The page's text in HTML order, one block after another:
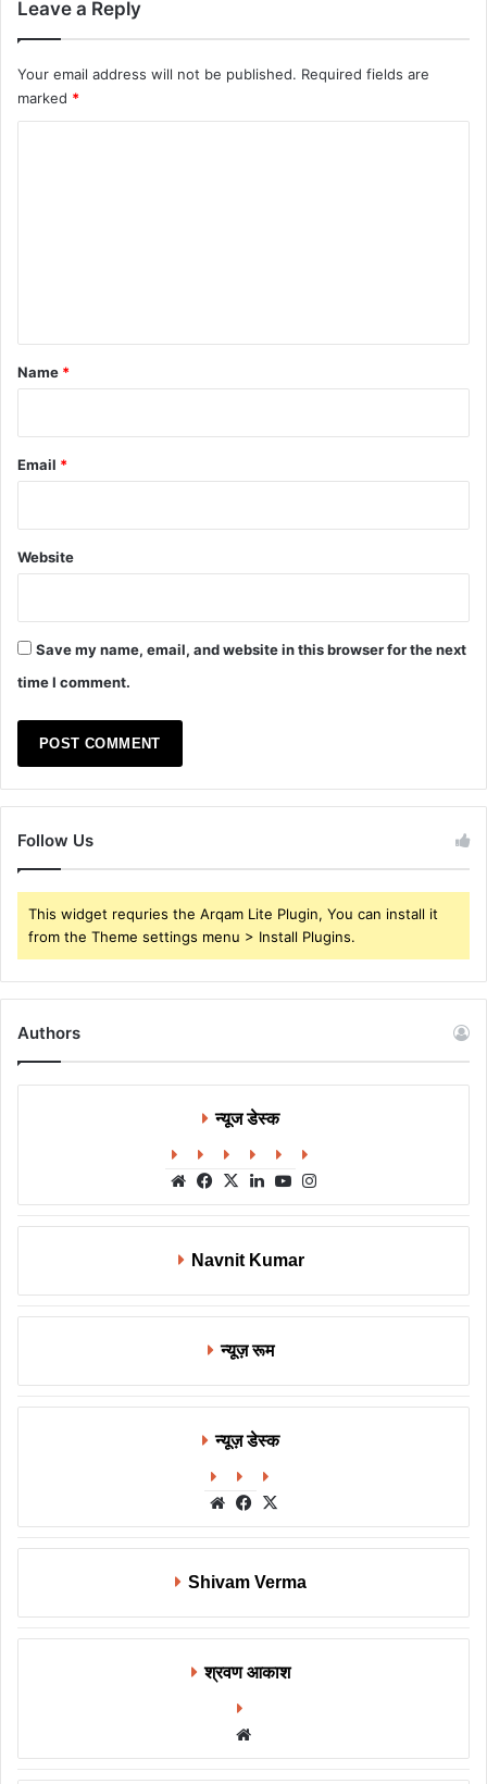
Leave a Reply
Your email address will not be published. Required fields are
marked *
*
Name *
Email *
Website
Save my name, email, and website in this browser for the next
time I comment.
Follow Us
This widget requries the Arqam Lite Plugin, You can install it
from the Theme settings menu > Install Plugins.
Authors
न्यूज डेस्क
WebsiteFacebook
X LinkedInYouTube
Navnit Kumar
न्यूज़ रूम
न्यूज़ डेस्क
WebsiteFacebook
Shivam Verma
श्रवण आकाश